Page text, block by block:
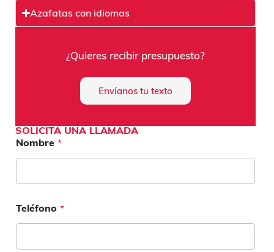
Azafatas con idiomas
¿Quieres recibir presupuesto?
Envíanos tu texto
SOLICITA UNA LLAMADA
Nombre *
Teléfono *